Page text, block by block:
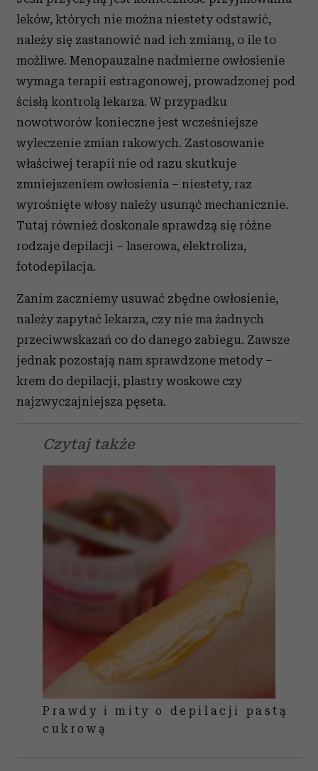
Partnerzy mogą połączyć te informacje z innymi danymi
otrzymanymi od Ciebie lub uzyskanymi podczas
korzystania z ich usług.
leków, których nie można niestety odstawić,
należy się zastanowić nad ich zmianą, o ile to
możliwe. Menopauzalne nadmierne owłosienie
wymaga terapii estragonowej, prowadzonej pod
ścisłą kontrolą lekarza. W przypadku
nowotworów konieczne jest wcześniejsze
wyleczenie zmian rakowych. Zastosowanie
właściwej terapii nie od razu skutkuje
zmniejszeniem owłosienia – niestety, raz
wyrośnięte włosy należy usunąć mechanicznie.
Tutaj również doskonale sprawdzą się różne
rodzaje depilacji – laserowa, elektroliza,
fotodepilacja.
Zanim zaczniemy usuwać zbędne owłosienie,
należy zapytać lekarza, czy nie ma żadnych
przeciwwskazań co do danego zabiegu. Zawsze
jednak pozostają nam sprawdzone metody –
krem do depilacji, plastry woskowe czy
najzwyczajniejsza pęseta.
Czytaj także
Prawdy i mity o depilacji pastą
cukrową